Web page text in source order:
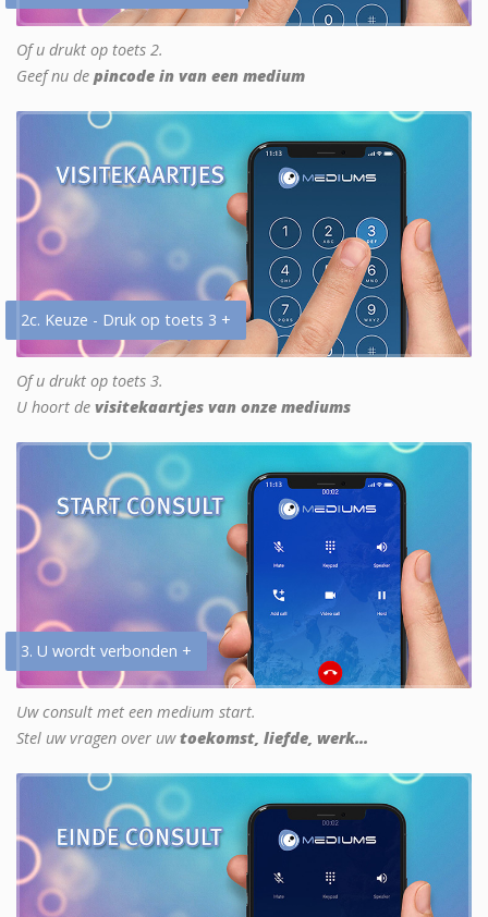
Of u drukt op toets 2.
Geef nu de pincode in van een medium
2c. Keuze - Druk op toets 3 +
Of u drukt op toets 3.
U hoort de visitekaartjes van onze mediums
3. U wordt verbonden +
Uw consult met een medium start.
Stel uw vragen over uwtoekomst, liefde, werk...